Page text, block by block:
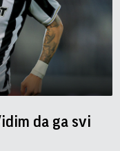
da ga svi